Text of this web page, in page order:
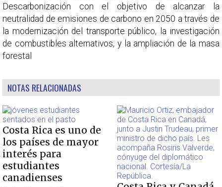
Descarbonización con el objetivo de alcanzar la
neutralidad de emisiones de carbono en 2050 a través de
la modernización del transporte público, la investigación
de combustibles alternativos, y la ampliación de la masa
forestal
NOTAS RELACIONADAS
Costa Rica es uno de
los países de mayor
interés para
estudiantes
canadienses